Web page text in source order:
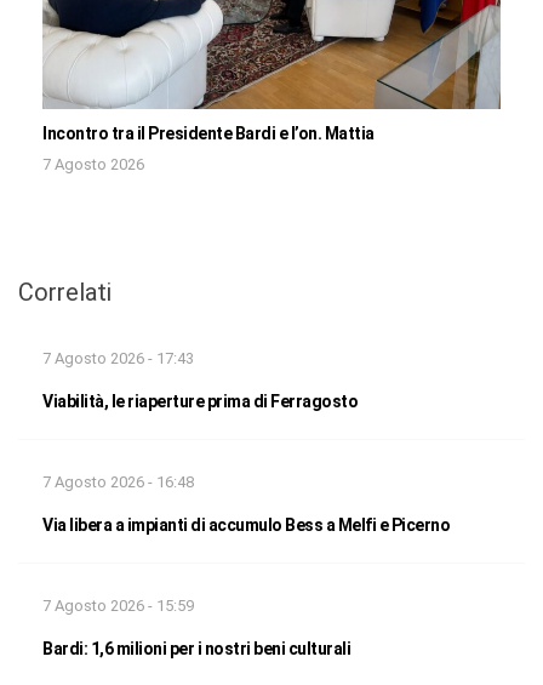
Incontro tra il Presidente Bardi e l’on. Mattia
7 Agosto 2026
Correlati
7 Agosto 2026 - 17:43
Viabilità, le riaperture prima di Ferragosto
7 Agosto 2026 - 16:48
Via libera a impianti di accumulo Bess a Melfi e Picerno
7 Agosto 2026 - 15:59
Bardi: 1,6 milioni per i nostri beni culturali